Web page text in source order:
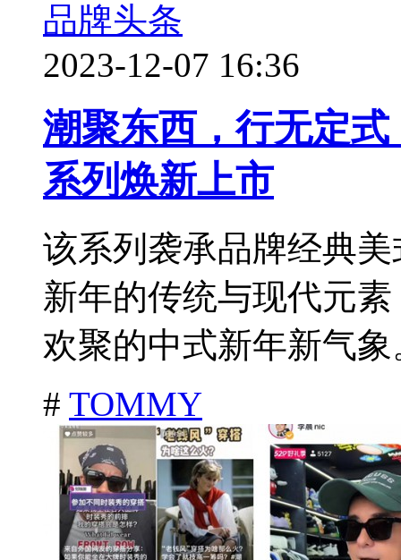
品牌头条
2023-12-07 16:36
潮聚东西，行无定
系列焕新上市
该系列袭承品牌经典
新年的传统与现代元
欢聚的中式新年新气
# TOMMY